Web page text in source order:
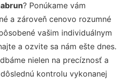
? Ponúkame vám
a zároveň cenovo rozumné
vašim individuálnym
a ozvite sa nám ešte dnes.
nielen na precíznosť a
kontrolu vykonanej